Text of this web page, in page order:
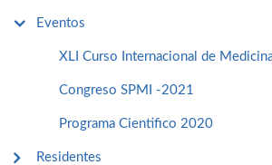
Eventos
XLI Curso Internacional de
Congreso SPMI -2021
Programa Cientifico 2020
Residentes